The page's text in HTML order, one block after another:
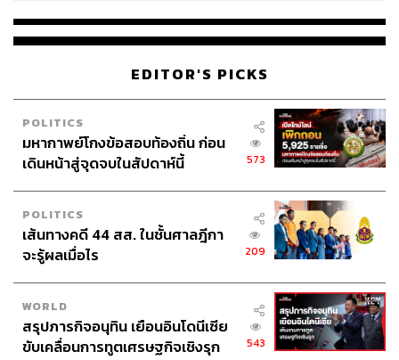
EDITOR'S PICKS
POLITICS
มหากาพย์โกงข้อสอบท้องถิ่น ก่อน
เดินหน้าสู่จุดจบในสัปดาห์นี้
573
POLITICS
เส้นทางคดี 44 สส. ในชั้นศาลฎีกา
จะรู้ผลเมื่อไร
209
WORLD
สรุปภารกิจอนุทิน เยือนอินโดนีเซีย
ขับเคลื่อนการทูตเศรษฐกิจเชิงรุก
543